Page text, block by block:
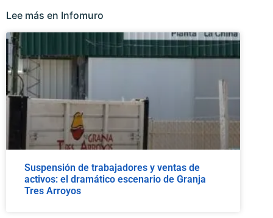
Lee más en Infomuro
Suspensión de trabajadores y ventas de
activos: el dramático escenario de Granja
Tres Arroyos